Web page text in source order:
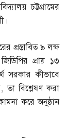
চট্টগ্রামের
প্রস্তাবিত ৯ লক্ষ
প্রায় ১৩
সরকার কীভাবে
,তা বিশ্লেষণ করা
করে অনুষ্ঠান